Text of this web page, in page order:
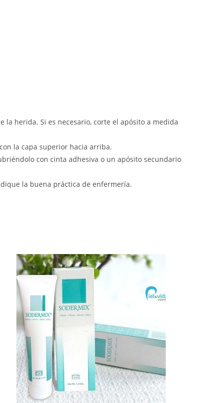
herida. Si es necesario, corte el apósito a medida
la capa superior hacia arriba.
con cinta adhesiva o un apósito secundario
la buena práctica de enfermería.